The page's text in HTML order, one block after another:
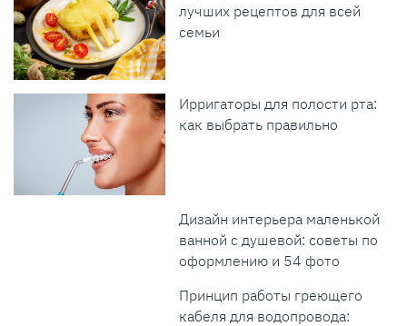
лучших рецептов для всей
семьи
Ирригаторы для полости рта:
как выбрать правильно
Дизайн интерьера маленькой
ванной с душевой: советы по
оформлению и 54 фото
Принцип работы греющего
кабеля для водопровода: